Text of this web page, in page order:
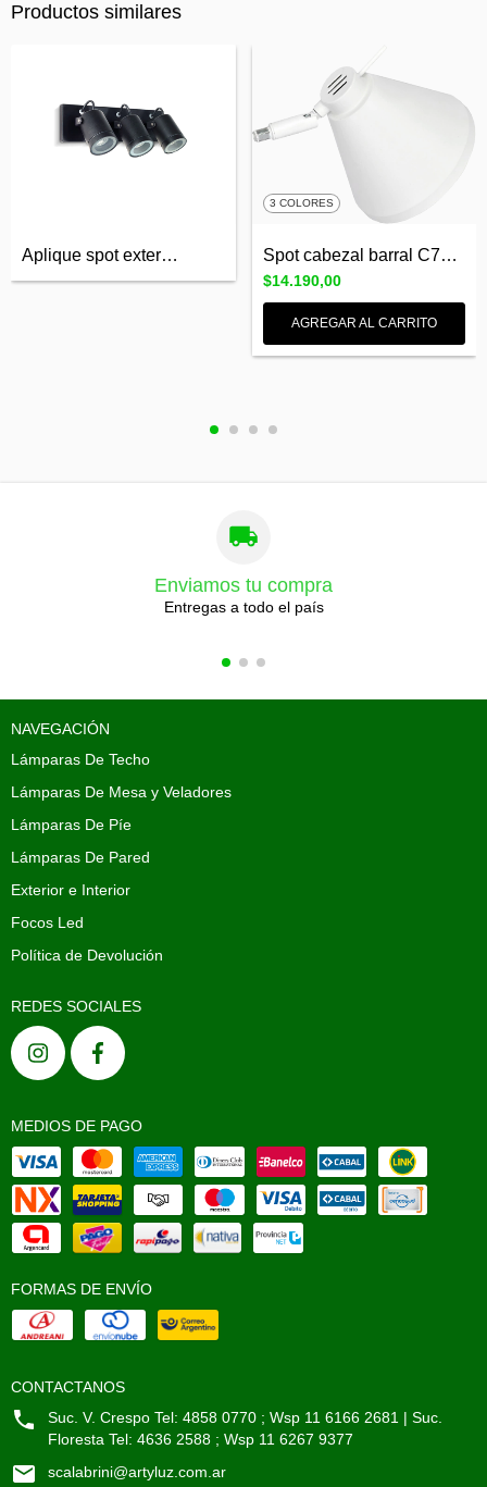
Productos similares
Aplique spot exterior aluminio pared o t...
3 COLORES
Spot cabezal barral C700 para lámpara AR...
$14.190,00
AGREGAR AL CARRITO
Enviamos tu compra
Entregas a todo el país
NAVEGACIÓN
Lámparas De Techo
Lámparas De Mesa y Veladores
Lámparas De Píe
Lámparas De Pared
Exterior e Interior
Focos Led
Política de Devolución
REDES SOCIALES
MEDIOS DE PAGO
FORMAS DE ENVÍO
CONTACTANOS
Suc. V. Crespo Tel: 4858 0770 ; Wsp 11 6166 2681 | Suc.
Floresta Tel: 4636 2588 ; Wsp 11 6267 9377
scalabrini@artyluz.com.ar